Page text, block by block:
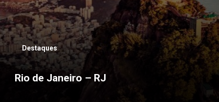
Destaques
Rio de Janeiro – RJ